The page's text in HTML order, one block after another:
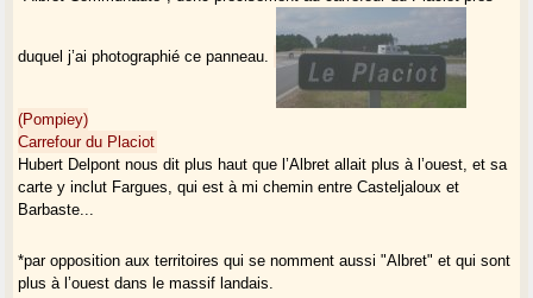
duquel j’ai photographié ce panneau.
(Pompiey)
Carrefour du Placiot
Hubert Delpont nous dit plus haut que l’Albret allait plus à l’ouest, et sa
carte y inclut Fargues, qui est à mi chemin entre Casteljaloux et
Barbaste...
*par opposition aux territoires qui se nomment aussi "Albret" et qui sont
plus à l’ouest dans le massif landais.